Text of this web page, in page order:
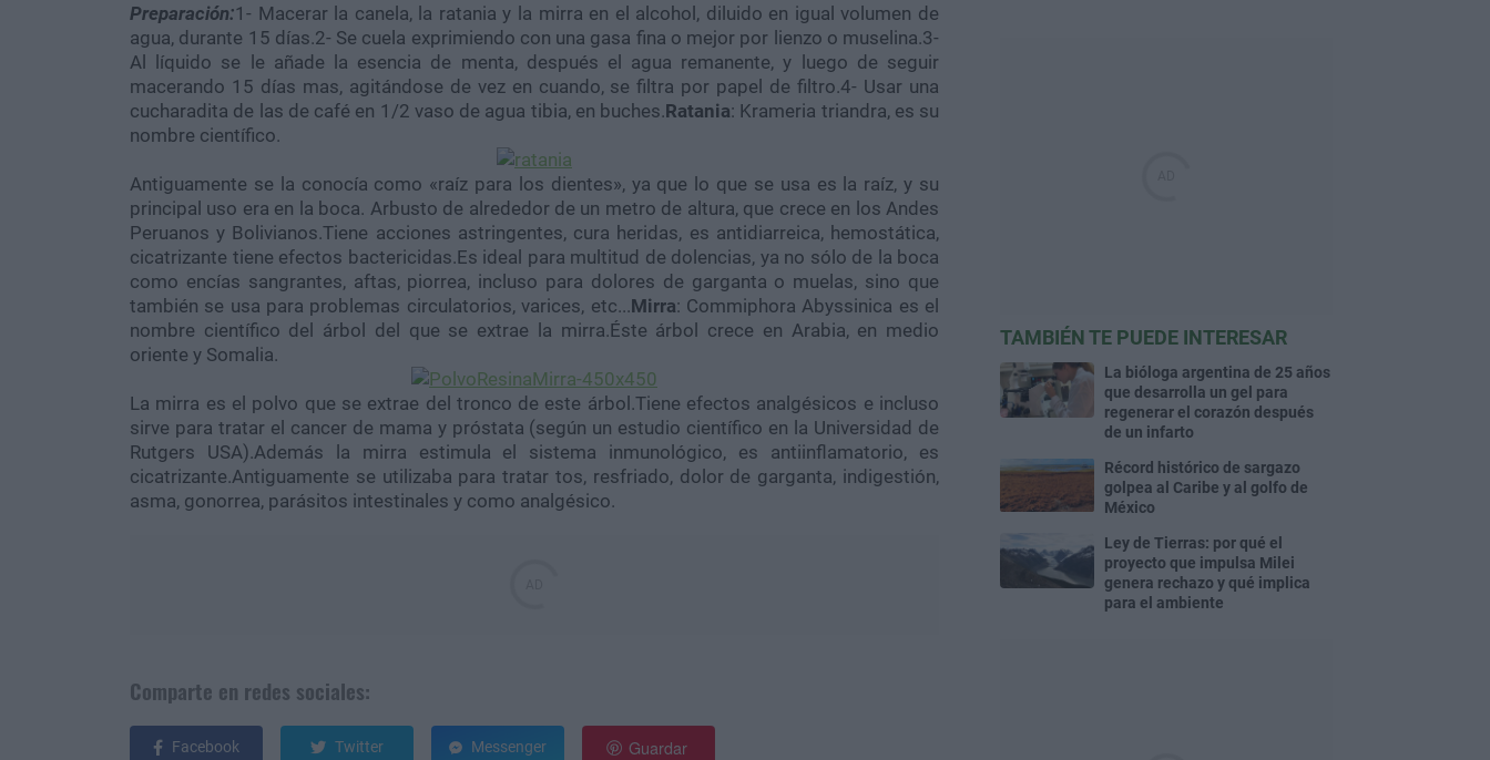
Preparación:1- Macerar la canela, la ratania y la mirra en el alcohol, diluido en igual volumen de
agua, durante 15 días.2- Se cuela exprimiendo con una gasa fina o mejor por lienzo o muselina.3-
Al líquido se le añade la esencia de menta, después el agua remanente, y luego de seguir
macerando 15 días mas, agitándose de vez en cuando, se filtra por papel de filtro.4- Usar una
cucharadita de las de café en 1/2 vaso de agua tibia, en buches.Ratania: Krameria triandra, es su
nombre científico.
Antiguamente se la conocía como «raíz para los dientes», ya que lo que se usa es la raíz, y su
principal uso era en la boca. Arbusto de alrededor de un metro de altura, que crece en los Andes
Peruanos y Bolivianos.Tiene acciones astringentes, cura heridas, es antidiarreica, hemostática,
cicatrizante tiene efectos bactericidas.Es ideal para multitud de dolencias, ya no sólo de la boca
como encías sangrantes, aftas, piorrea, incluso para dolores de garganta o muelas, sino que
también se usa para problemas circulatorios, varices, etc...Mirra: Commiphora Abyssinica es el
nombre científico del árbol del que se extrae la mirra.Éste árbol crece en Arabia, en medio
oriente y Somalia.
La mirra es el polvo que se extrae del tronco de este árbol.Tiene efectos analgésicos e incluso
sirve para tratar el cancer de mama y próstata (según un estudio científico en la Universidad de
Rutgers USA).Además la mirra estimula el sistema inmunológico, es antiinflamatorio, es
cicatrizante.Antiguamente se utilizaba para tratar tos, resfriado, dolor de garganta, indigestión,
asma, gonorrea, parásitos intestinales y como analgésico.
Comparte en redes sociales:
Facebook Twitter Messenger Guardar
TAMBIÉN TE PUEDE INTERESAR
La bióloga argentina de 25 años
que desarrolla un gel para
regenerar el corazón después
de un infarto
Récord histórico de sargazo
golpea al Caribe y al golfo de
México
Ley de Tierras: por qué el
proyecto que impulsa Milei
genera rechazo y qué implica
para el ambiente